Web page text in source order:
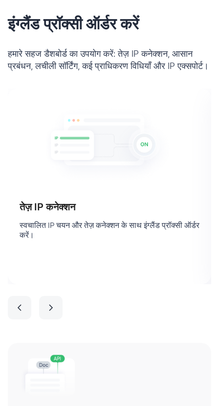
इंग्लैंड प्रॉक्सी ऑर्डर करें
हमारे सहज डैशबोर्ड का उपयोग करें: तेज़ IP कनेक्शन, आसान
प्रबंधन, लचीली सॉर्टिंग, कई प्राधिकरण विधियाँ और IP एक्सपोर्ट।
तेज़ IP कनेक्शन
स्वचालित IP चयन और तेज़ कनेक्शन के साथ इंग्लैंड प्रॉक्सी ऑर्डर
करें।